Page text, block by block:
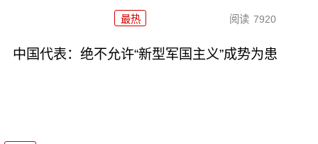
最热 阅读 7920
中国代表：绝不允许“新型军国主义”成势为患